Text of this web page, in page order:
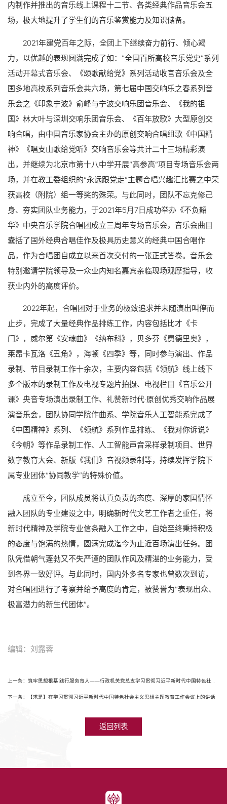
内制作并推出的音乐线上课程十二节、各类经典作品音乐会五
场，极大地提升了学生们的音乐鉴赏能力及知识储备。
2021年建党百年之际，全团上下继续奋力前行、倾心竭
力，以优越的表现圆满完成了如：“全国百所高校音乐党史”系列
活动开幕式音乐会、《颂歌献给党》系列活动收官音乐会及全
国多地高校系列音乐会共六场，第七届中国交响乐之春系列音
乐会之《印象宁波》俞峰与宁波交响乐团音乐会、《我的祖
国》林大叶与深圳交响乐团音乐会、《百年放歌》大型原创交
响合唱，由中国音乐家协会主办的原创交响合唱组歌《中国精
神》《唱支山歌给党听》交响音乐会等共计二十三场精彩演
出，并继续为北京市第十八中学开展“高参高”项目专场音乐会两
场，并在教工委组织的“永远跟党走”主题合唱兴趣汇比赛之中荣
获高校（附院）组一等奖的殊荣。与此同时，团队不忘克修己
身、夯实团队业务能力，于2021年5月7日成功举办《不负韶
华》中央音乐学院合唱团成立三周年专场音乐会，音乐会曲目
囊括了国外经典合唱佳作及极具历史意义的经典中国合唱作
品，作为合唱团自成立以来首次交付的一张正式答卷。音乐会
特别邀请学院领导及一众业内知名嘉宾亲临现场观摩指导，收
获业内外的高度评价。
2022年起，合唱团对于业务的极致追求并未随演出叫停而
止步，完成了大量经典作品排练工作，内容包括比才《卡
门》，威尔第《安魂曲》《纳布科》，贝多芬《费德里奥》，
莱昂卡瓦洛《丑角》，海顿《四季》等，同时参与演出、作品
录制、节目录制工作十余次，主要内容包括《领航》线上线下
多个版本的录制工作及电视专题片拍摄、电视栏目《音乐公开
课》央音专场演出录制工作、礼赞新时代·原创优秀交响作品展
演音乐会，团队协同学院作曲系、学院音乐人工智能系完成了
《中国精神》系列、《领航》系列作品排练、《我对你诉说》
《今朝》等作品录制工作、人工智能声音采样录制项目、世界
数字教育大会、新版《我们》音视频录制等，持续发挥学院下
属专业团体“协同教学”的特殊价值。
成立至今，团队成员将认真负责的态度、深厚的家国情怀
融入团队的专业建设之中，明确新时代文艺工作者之重任，将
新时代精神及学院专业信条融入工作之中，自始至终秉持积极
的态度与饱满的热情，圆满完成迄今为止近百场演出任务。团
队凭借朝气蓬勃又不失严谨的团队作风及精湛的业务能力，受
到各界一致好评。与此同时，国内外多名专家也曾数次到访，
对合唱团进行了考察并给予高度的肯定，被赞誉为“表现出众、
极富潜力的新生代团体”。
编辑：刘露蓉
上一条：筑牢思想根基 践行服务育人——行政机关党总支学习贯彻习近平新时代中国特色社会主义思想主题教育系列活动
下一条：【求是】在学习贯彻习近平新时代中国特色社会主义思想主题教育工作会议上的讲话
返回列表